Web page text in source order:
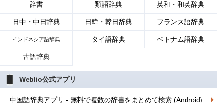
辞書 類語辞典 英和・和英辞典
日中・中日辞典 日韓・韓日辞典 フランス語辞典
インドネシア語辞典 タイ語辞典 ベトナム語辞典
古語辞典
Weblio公式アプリ
中国語辞典アプリ - 無料で複数の辞書をまとめて検索 (Android)